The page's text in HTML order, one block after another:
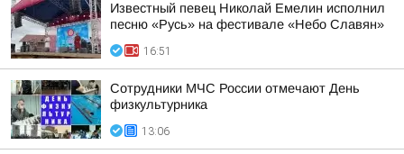
Известный певец Николай Емелин исполнил
песню «Русь» на фестивале «Небо Славян»
16:51
Сотрудники МЧС России отмечают День
физкультурника
13:06